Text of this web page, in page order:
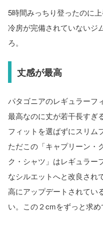
5時間みっちり登ったのに
冷房が完備されていないジ
ろ。
丈感が最高
パタゴニアのレギュラーフ
最高なのに丈が若干長すぎ
フィットを選ばずにスリム
ただこの「キャプリーン・
ク・シャツ」はレギュラー
なシルエットへと改良され
高にアップデートされてい
い。この２cmをずっと求め